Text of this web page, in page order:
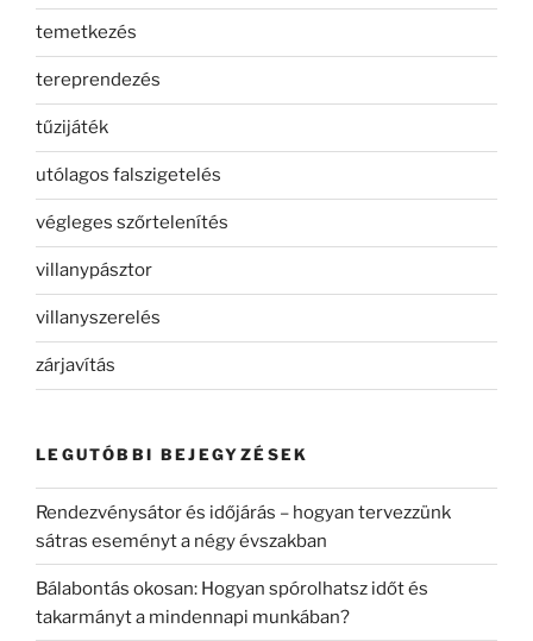
temetkezés
tereprendezés
tűzijáték
utólagos falszigetelés
végleges szőrtelenítés
villanypásztor
villanyszerelés
zárjavítás
LEGUTÓBBI BEJEGYZÉSEK
Rendezvénysátor és időjárás – hogyan tervezzünk
sátras eseményt a négy évszakban
Bálabontás okosan: Hogyan spórolhatsz időt és
takarmányt a mindennapi munkában?